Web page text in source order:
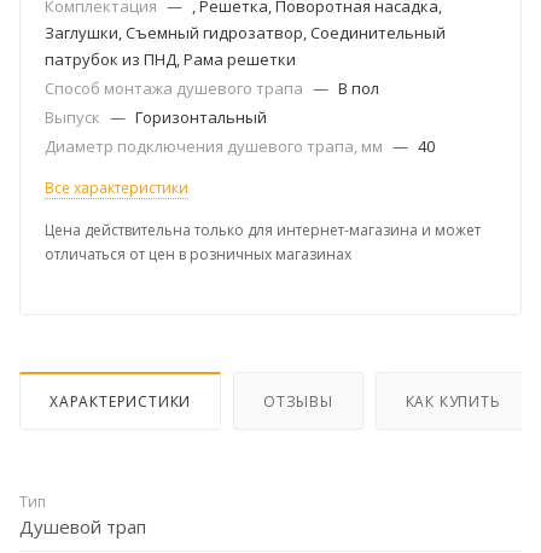
Комплектация — , Решетка, Поворотная насадка,
Заглушки, Съемный гидрозатвор, Соединительный
патрубок из ПНД, Рама решетки
Способ монтажа душевого трапа — В пол
Выпуск — Горизонтальный
Диаметр подключения душевого трапа, мм — 40
Все характеристики
Цена действительна только для интернет-магазина и может
отличаться от цен в розничных магазинах
ХАРАКТЕРИСТИКИ ОТЗЫВЫ КАК КУПИТЬ
Тип
Душевой трап